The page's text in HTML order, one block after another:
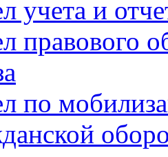
учета и
правового
по